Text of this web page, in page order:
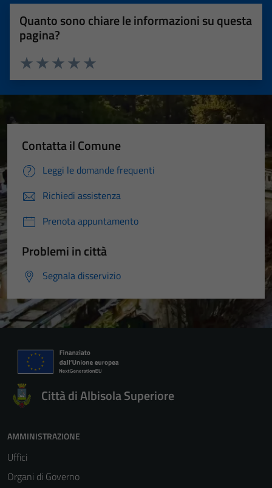
Quanto sono chiare le informazioni su questa
pagina?
Valuta 5 stelle su 5
Valuta 4 stelle su 5
Valuta 3 stelle su 5
Valuta 2 stelle su 5
Valuta 1 stelle su 5
Contatta il Comune
Leggi le domande frequenti
Richiedi assistenza
Prenota appuntamento
Problemi in città
Segnala disservizio
Città di Albisola Superiore
AMMINISTRAZIONE
Uffici
Organi di Governo